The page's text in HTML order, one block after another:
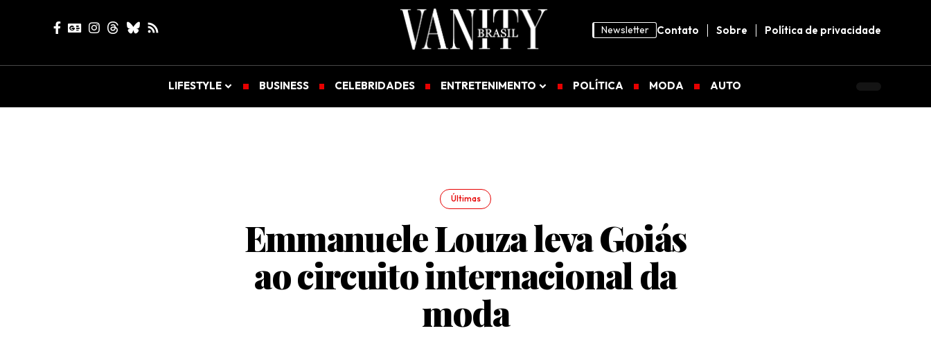
Newsletter Contato Sobre Política de privacidade
LIFESTYLE BUSINESS CELEBRIDADES ENTRETENIMENTO POLÍTICA MODA AUTO
Últimas
Emmanuele Louza leva Goiás
ao circuito internacional da
moda